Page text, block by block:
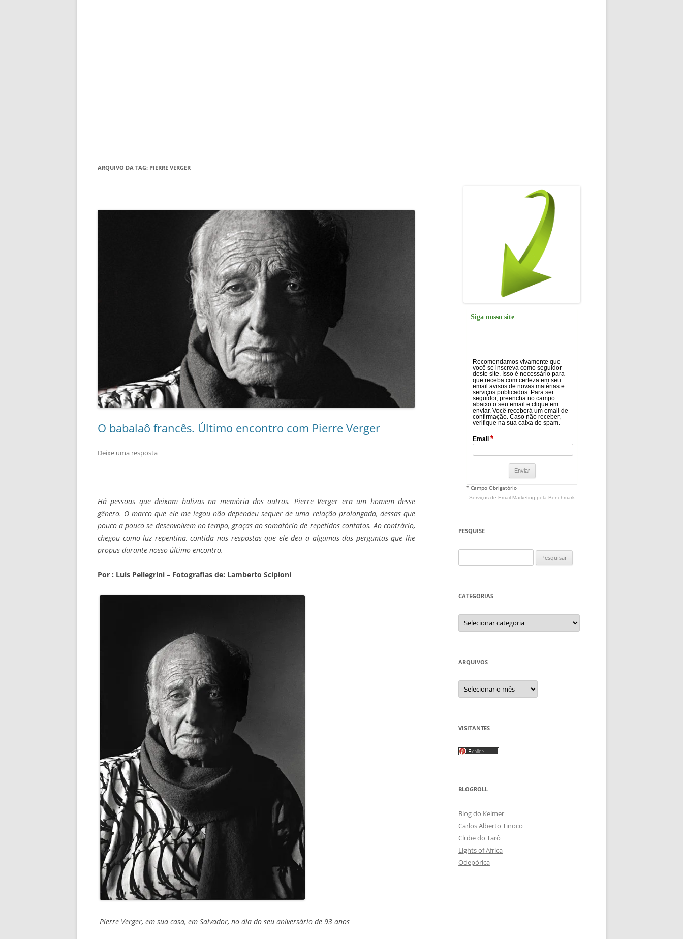
ARQUIVO DA TAG: PIERRE VERGER
O babalaô francês. Último encontro com Pierre Verger
Deixe uma resposta
Há pessoas que deixam balizas na memória dos outros. Pierre Verger era um homem desse
gênero. O marco que ele me legou não dependeu sequer de uma relação prolongada, dessas que
pouco a pouco se desenvolvem no tempo, graças ao somatório de repetidos contatos. Ao contrário,
chegou como luz repentina, contida nas respostas que ele deu a algumas das perguntas que lhe
propus durante nosso último encontro.
Por : Luis Pellegrini – Fotografias de: Lamberto Scipioni
Pierre Verger, em sua casa, em Salvador, no dia do seu aniversário de 93 anos
Siga nosso site
Recomendamos vivamente que
você se inscreva como seguidor
deste site. Isso é necessário para
que receba com certeza em seu
email avisos de novas matérias e
serviços publicados. Para ser
seguidor, preencha no campo
abaixo o seu email e clique em
enviar. Você receberá um email de
confirmação. Caso não receber,
verifique na sua caixa de spam.
Email *
* Campo Obrigatório
Serviços de Email Marketing pela Benchmark
PESQUISE
por:
CATEGORIAS
Categorias
ARQUIVOS
Arquivos
VISITANTES
BLOGROLL
Blog do Kelmer
Carlos Alberto Tinoco
Clube do Tarô
Lights of Africa
Odepórica